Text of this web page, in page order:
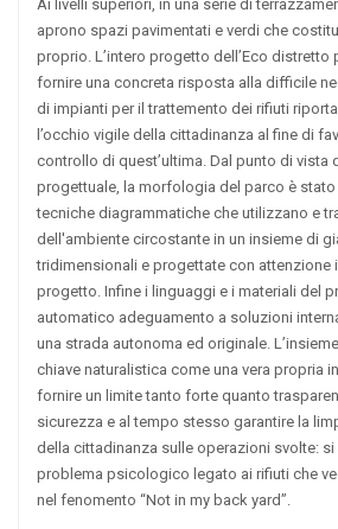
Ai livelli superiori, in una serie di
aprono spazi pavimentati e verdi che
proprio. L’intero progetto dell’Eco distretto
fornire una concreta risposta alla difficile
di impianti per il trattemento dei rifiuti
l’occhio vigile della cittadinanza al fine di
controllo di quest’ultima. Dal punto di vista
progettuale, la morfologia del parco è stato
tecniche diagrammatiche che utilizzano e
dell'ambiente circostante in un insieme di
tridimensionali e progettate con attenzione
progetto. Infine i linguaggi e i materiali del
automatico adeguamento a soluzioni
una strada autonoma ed originale.
chiave naturalistica come una vera propria
fornire un limite tanto forte quanto
sicurezza e al tempo stesso garantire la
della cittadinanza sulle operazioni svolte: si
problema psicologico legato ai rifiuti che
nel fenomento “Not in my back yard”.